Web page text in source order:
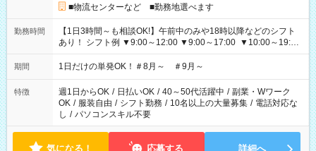
■物流センターなど ■勤務地選べます
勤務時間
【1日3時間～も相談OK!】午前中のみや18時以降などのシフト
あり！ シフト例 ▼9:00～12:00 ▼9:00～17:00 ▼10:00～19:00
▼18:00～21:00
期間 1日だけの単発OK！＃8月～ ＃9月～
特徴 週1日からOK / 日払いOK / 40～50代活躍中 / 副業・Wワーク
OK / 服装自由 / シフト勤務 / 10名以上の大量募集 / 電話対応な
し / パソコンスキル不要
気になる！ 応募する 詳細へ